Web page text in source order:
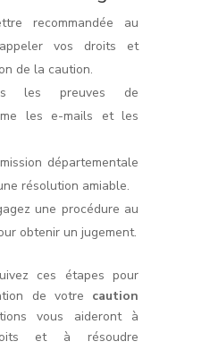
recommandée au
vos droits et
de la caution.
les preuves de
les e-mails et les
départementale
résolution amiable.
une procédure au
obtenir un jugement.
ces étapes pour
de votre caution
vous aideront à
et à résoudre